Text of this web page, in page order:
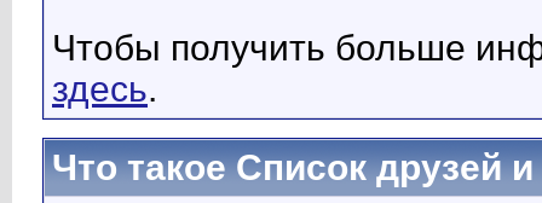
Чтобы получить больше
здесь.
Что такое Список друзей